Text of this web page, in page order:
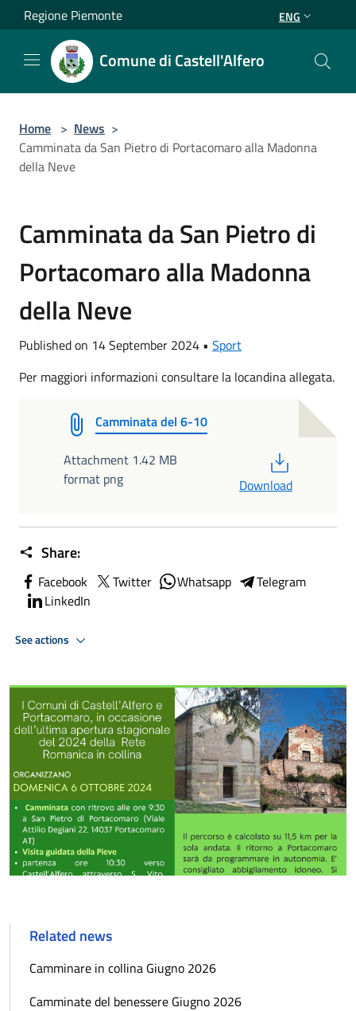
Salta al contenuto principale
Regione Piemonte ENG
Comune di Castell'Alfero
Home > News >
Camminata da San Pietro di Portacomaro alla Madonna
della Neve
Camminata da San Pietro di
Portacomaro alla Madonna
della Neve
Published on 14 September 2024 • Sport
Per maggiori informazioni consultare la locandina allegata.
Camminata del 6-10
Attachment 1.42 MB
format png
Download
Share:
Facebook Twitter Whatsapp
Telegram
LinkedIn
See actions
Related news
Camminare in collina Giugno 2026
Camminate del benessere Giugno 2026